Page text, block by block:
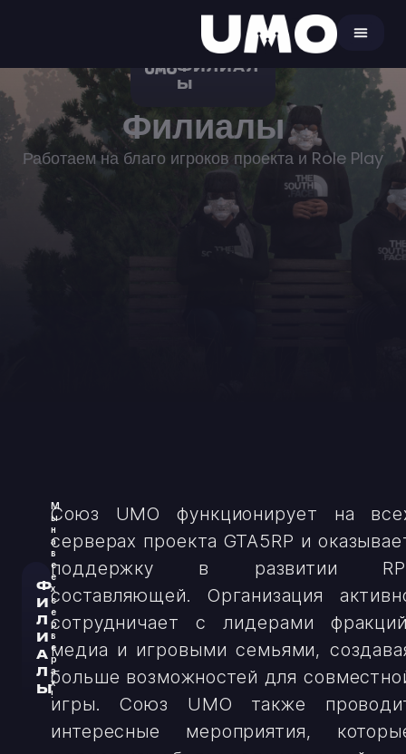
ФИЛИАЛ
Ы
Филиалы
Работаем на благо игроков проекта и Role Play
Ф
И
Л
И
А
Л
Ы
М
ы
н
а
в
с
е
х
с
е
р
в
е
р
а
х
!
Союз UMO функционирует на
серверах проекта GTA5RP и
поддержку в развитии
составляющей. Организация
сотрудничает с лидерами
медиа и игровыми семьями,
больше возможностей для
игры. Союз UMO также
интересные мероприятия,